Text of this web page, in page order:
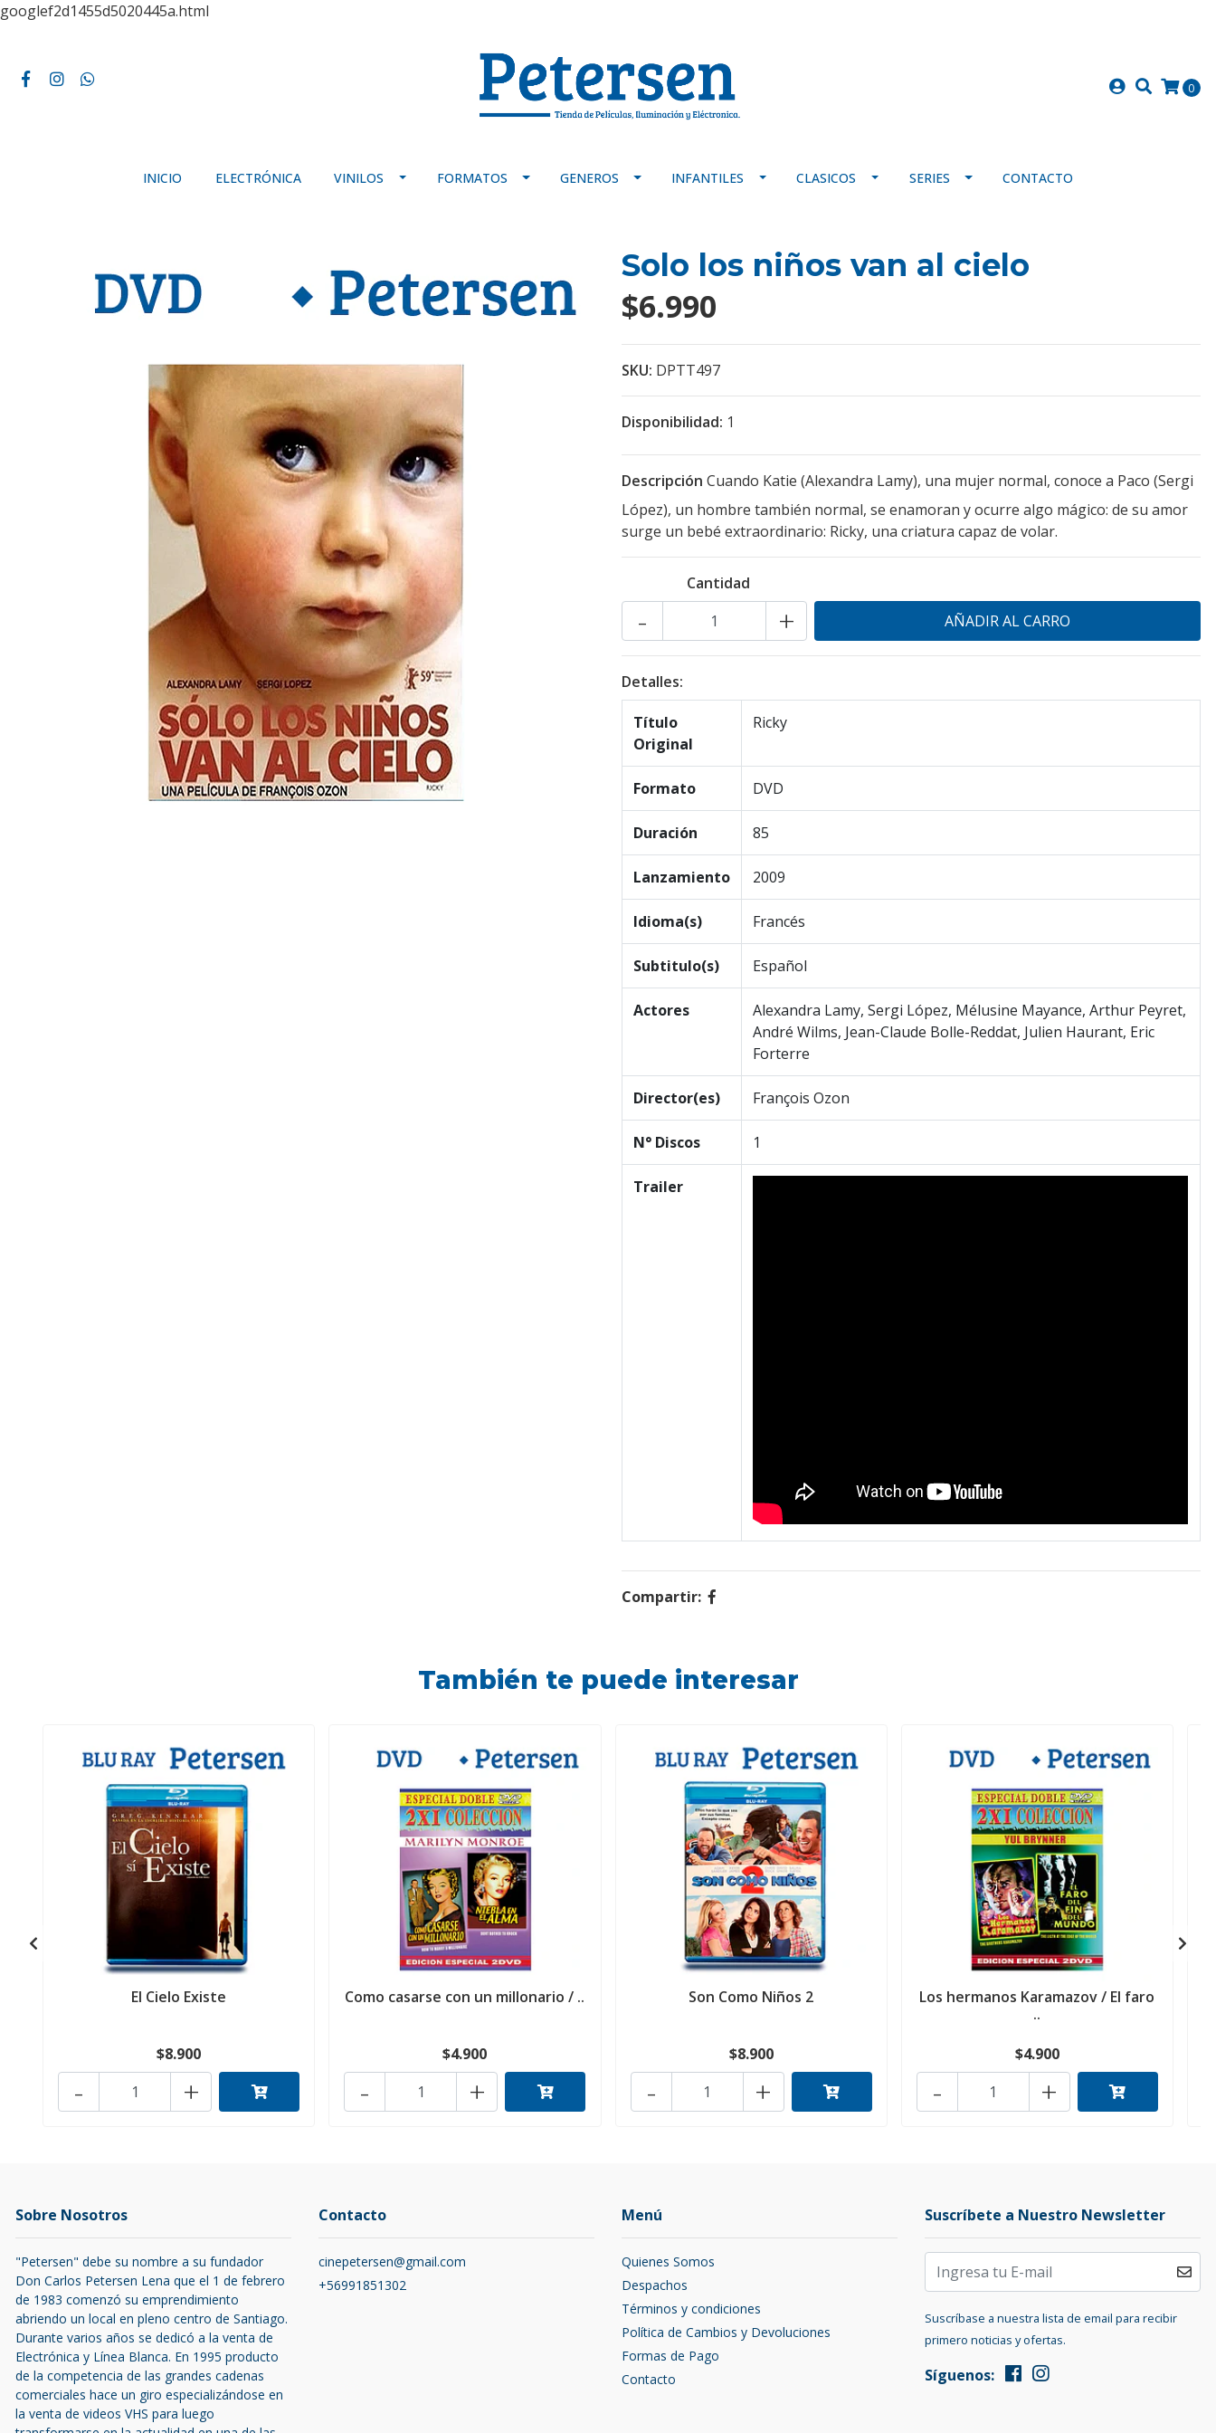
googlef2d1455d5020445a.html
0
INICIO ELECTRÓNICA VINILOS FORMATOS GENEROS INFANTILES CLASICOS SERIES CONTACTO
Solo los niños van al cielo
$6.990
SKU: DPTT497
Disponibilidad: 1
Descripción Cuando Katie (Alexandra Lamy), una mujer normal, conoce a Paco (Sergi
López), un hombre también normal, se enamoran y ocurre algo mágico: de su amor
surge un bebé extraordinario: Ricky, una criatura capaz de volar.
Cantidad
+
-
Detalles:
Título
Original
Ricky
Formato DVD
Duración 85
Lanzamiento 2009
Idioma(s) Francés
Subtitulo(s) Español
Actores
Alexandra Lamy, Sergi López, Mélusine Mayance, Arthur Peyret,
André Wilms, Jean-Claude Bolle-Reddat, Julien Haurant, Eric
Forterre
Director(es) François Ozon
N° Discos 1
Trailer
Compartir:
También te puede interesar
El Cielo Existe
$8.900
+
-
Como casarse con un millonario / ..
$4.900
+
-
Son Como Niños 2
$8.900
+
-
Los hermanos Karamazov / El faro
..
$4.900
+
-
Sobre Nosotros
"Petersen" debe su nombre a su fundador
Don Carlos Petersen Lena que el 1 de febrero
de 1983 comenzó su emprendimiento
abriendo un local en pleno centro de Santiago.
Durante varios años se dedicó a la venta de
Electrónica y Línea Blanca. En 1995 producto
de la competencia de las grandes cadenas
comerciales hace un giro especializándose en
la venta de videos VHS para luego
Contacto
cinepetersen@gmail.com
+56991851302
Menú
Quienes Somos
Despachos
Términos y condiciones
Política de Cambios y Devoluciones
Formas de Pago
Contacto
Suscríbete a Nuestro Newsletter
Suscríbase a nuestra lista de email para recibir
primero noticias y ofertas.
Síguenos: